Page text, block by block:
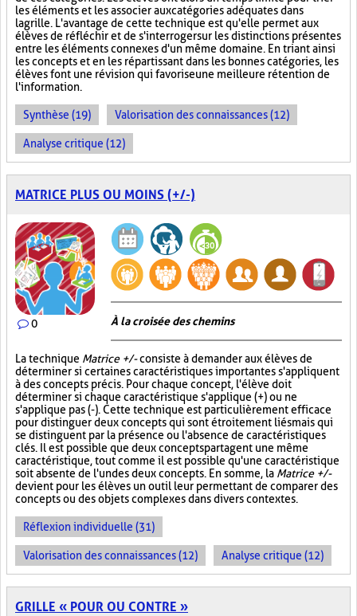
les éléments et les associer aux catégories adéquates dans
la grille. L'avantage de cette technique est qu'elle permet aux
élèves de réfléchir et de s'interroger sur les distinctions présentes
entre les éléments connexes d'un même domaine. En triant ainsi
les concepts et en les répartissant dans les bonnes catégories, les
élèves font une révision qui favorise une meilleure rétention de
l'information.
Synthèse (19) Valorisation des connaissances (12)
Analyse critique (12)
MATRICE PLUS OU MOINS (+/-)
0 À la croisée des chemins
La technique Matrice +/-consiste à demander aux élèves de
déterminer si certaines caractéristiques importantes s'appliquent
à des concepts précis. Pour chaque concept, l'élève doit
déterminer si chaque caractéristique s'applique (+) ou ne
s'applique pas (-). Cette technique est particulièrement efficace
pour distinguer deux concepts qui sont étroitement liés mais qui
se distinguent par la présence ou l'absence de caractéristiques
clés. Il est possible que deux concepts partagent une même
caractéristique, tout comme il est possible qu'une caractéristique
soit absente de l'un des deux concepts. En somme, la Matrice +/-
devient pour les élèves un outil leur permettant de comparer des
concepts ou des objets complexes dans divers contextes.
Réflexion individuelle (31)
Valorisation des connaissances (12) Analyse critique (12)
GRILLE « POUR OU CONTRE »